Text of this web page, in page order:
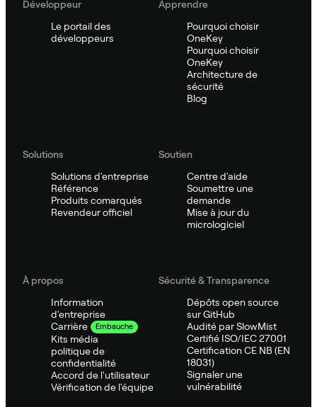
Développeur
Le portail des
développeurs
Apprendre
Pourquoi choisir
OneKey
Pourquoi choisir
OneKey
Architecture de
sécurité
Blog
Solutions
Solutions d'entreprise
Référence
Produits comarqués
Revendeur officiel
Soutien
Centre d'aide
Soumettre une
demande
Mise à jour du
micrologiciel
À propos
Information
d'entreprise
Carrière
Embauche
Kits média
politique de
confidentialité
Accord de l'utilisateur
Vérification de l'équipe
Sécurité & Transparence
Dépôts open source
sur GitHub
Audité par SlowMist
Certifié ISO/IEC 27001
Certification CE NB (EN
18031)
Signaler une
vulnérabilité